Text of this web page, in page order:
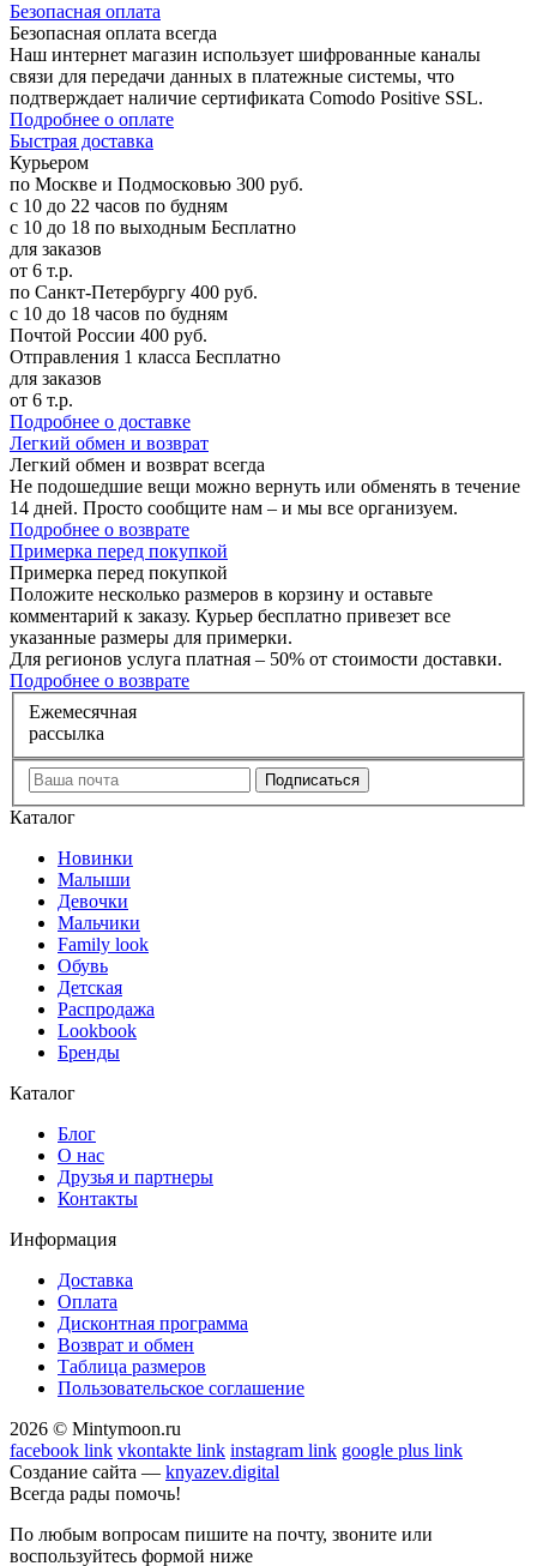
Безопасная оплата
Безопасная оплата всегда
Наш интернет магазин использует шифрованные каналы
связи для передачи данных в платежные системы, что
подтверждает наличие сертификата Comodo Positive SSL.
Подробнее о оплате
Быстрая доставка
Курьером
по Москве и Подмосковью 300 руб.
с 10 до 22 часов по будням
с 10 до 18 по выходным Бесплатно
для заказов
от 6 т.р.
по Санкт-Петербургу 400 руб.
с 10 до 18 часов по будням
Почтой России 400 руб.
Отправления 1 класса Бесплатно
для заказов
от 6 т.р.
Подробнее о доставке
Легкий обмен и возврат
Легкий обмен и возврат всегда
Не подошедшие вещи можно вернуть или обменять в течение
14 дней. Просто сообщите нам – и мы все организуем.
Подробнее о возврате
Примерка перед покупкой
Примерка перед покупкой
Положите несколько размеров в корзину и оставьте
комментарий к заказу. Курьер бесплатно привезет все
указанные размеры для примерки.
Для регионов услуга платная – 50% от стоимости доставки.
Подробнее о возврате
Ежемесячная
рассылка
Каталог
Новинки
Малыши
Девочки
Мальчики
Family look
Обувь
Детская
Распродажа
Lookbook
Бренды
Каталог
Блог
О нас
Друзья и партнеры
Контакты
Информация
Доставка
Оплата
Дисконтная программа
Возврат и обмен
Таблица размеров
Пользовательское соглашение
2026 © Mintymoon.ru
facebook link vkontakte link instagram link google plus link
Создание сайта — knyazev.digital
Всегда рады помочь!
По любым вопросам пишите на почту, звоните или
воспользуйтесь формой ниже